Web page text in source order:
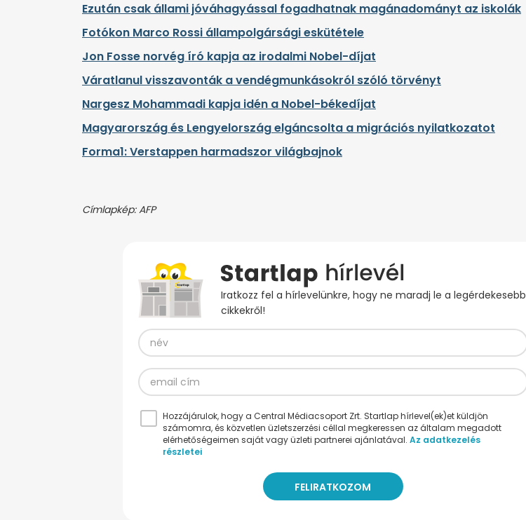
Ezután csak állami jóváhagyással fogadhatnak magánadományt az iskolák
Fotókon Marco Rossi állampolgársági eskütétele
Jon Fosse norvég író kapja az irodalmi Nobel-díjat
Váratlanul visszavonták a vendégmunkásokról szóló törvényt
Nargesz Mohammadi kapja idén a Nobel-békedíjat
Magyarország és Lengyelország elgáncsolta a migrációs nyilatkozatot
Forma1: Verstappen harmadszor világbajnok
Címlapkép: AFP
Iratkozz fel a hírlevelünkre, hogy ne maradj le a legérdekesebb
cikkekről!
Hozzájárulok, hogy a Central Médiacsoport Zrt. Startlap hírlevel(ek)et küldjön
számomra, és közvetlen üzletszerzési céllal megkeressen az általam megadott
elérhetőségeimen saját vagy üzleti partnerei ajánlatával. Az adatkezelés
részletei